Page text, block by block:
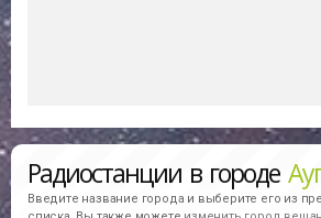
Радиостанции в городе
Введите название города и выберите его из